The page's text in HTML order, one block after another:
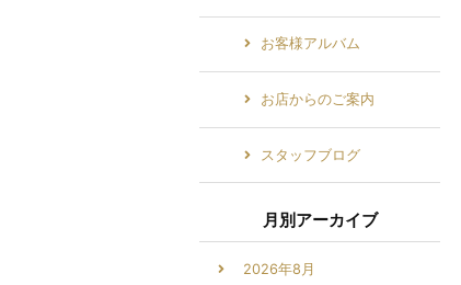
お客様アルバム
お店からのご案内
スタッフブログ
月別アーカイブ
2026年8月